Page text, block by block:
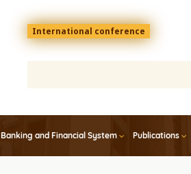
Menu
top
En
International conference
Banking and Financial System Publications